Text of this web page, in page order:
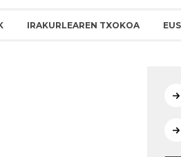
IRAKURLEAREN TXOKOA